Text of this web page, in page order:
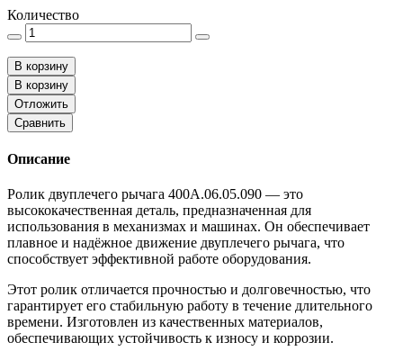
Количество
В корзину
В корзину
Отложить
Сравнить
Описание
Ролик двуплечего рычага 400А.06.05.090 — это
высококачественная деталь, предназначенная для
использования в механизмах и машинах. Он обеспечивает
плавное и надёжное движение двуплечего рычага, что
способствует эффективной работе оборудования.
Этот ролик отличается прочностью и долговечностью, что
гарантирует его стабильную работу в течение длительного
времени. Изготовлен из качественных материалов,
обеспечивающих устойчивость к износу и коррозии.